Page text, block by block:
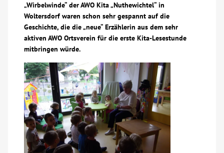
Bildung
Über uns
Veranstaltungen
Spenden
Mitmachen
„Wirbelwinde“ der AWO Kita „Nuthewichtel“ in
Woltersdorf waren schon sehr gespannt auf die
Geschichte, die die „neue“ Erzählerin aus dem sehr
aktiven AWO Ortsverein für die erste Kita-Lesestunde
mitbringen würde.